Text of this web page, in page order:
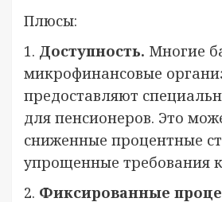
Плюсы:
1. Доступность. Многие
микрофинансовые
предоставляют
для пенсионеров. Это
сниженные процентные
упрощенные требования
2. Фиксированные